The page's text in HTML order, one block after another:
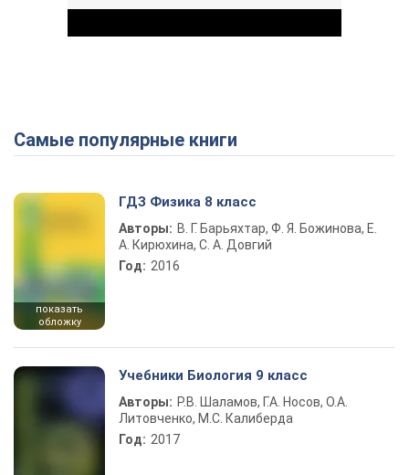
Play Video
Самые популярные книги
показать
обложку
ГДЗ Физика 8 класс
Авторы: В. Г. Барьяхтар, Ф. Я. Божинова, Е.
А. Кирюхина, С. А. Довгий
Год: 2016
Учебники Биология 9 класс
Авторы: Р.В. Шаламов, Г.А. Носов, О.А.
Литовченко, М.С. Калиберда
Год: 2017